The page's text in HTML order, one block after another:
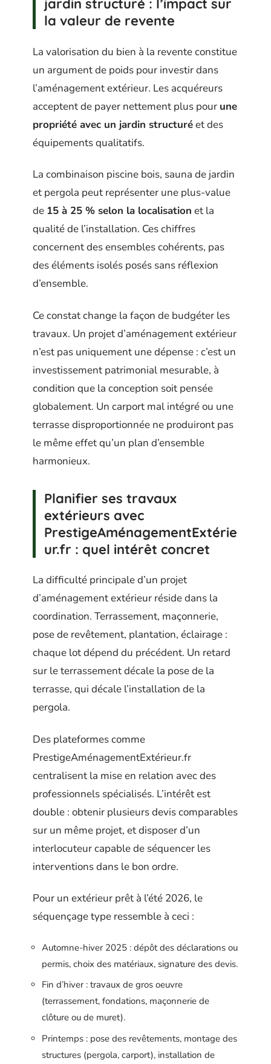
jardin structuré : l’impact sur
la valeur de revente
La valorisation du bien à la revente constitue
un argument de poids pour investir dans
l’aménagement extérieur. Les acquéreurs
acceptent de payer nettement plus pour une
propriété avec un jardin structuréet des
équipements qualitatifs.
La combinaison piscine bois, sauna de jardin
et pergola peut représenter une plus-value
de 15 à 25 % selon la localisation et la
qualité de l’installation. Ces chiffres
concernent des ensembles cohérents, pas
des éléments isolés posés sans réflexion
d’ensemble.
Ce constat change la façon de budgéter les
travaux. Un projet d’aménagement extérieur
n’est pas uniquement une dépense : c’est un
investissement patrimonial mesurable, à
condition que la conception soit pensée
globalement. Un carport mal intégré ou une
terrasse disproportionnée ne produiront pas
le même effet qu’un plan d’ensemble
harmonieux.
Planifier ses travaux
extérieurs avec
PrestigeAménagementExtérie
ur.fr : quel intérêt concret
La difficulté principale d’un projet
d’aménagement extérieur réside dans la
coordination. Terrassement, maçonnerie,
pose de revêtement, plantation, éclairage :
chaque lot dépend du précédent. Un retard
sur le terrassement décale la pose de la
terrasse, qui décale l’installation de la
pergola.
Des plateformes comme
PrestigeAménagementExtérieur.fr
centralisent la mise en relation avec des
professionnels spécialisés. L’intérêt est
double : obtenir plusieurs devis comparables
sur un même projet, et disposer d’un
interlocuteur capable de séquencer les
interventions dans le bon ordre.
Pour un extérieur prêt à l’été 2026, le
séquençage type ressemble à ceci :
Automne-hiver 2025 : dépôt des déclarations ou
permis, choix des matériaux, signature des devis.
Fin d’hiver : travaux de gros oeuvre
(terrassement, fondations, maçonnerie de
clôture ou de muret).
Printemps : pose des revêtements, montage des
structures (pergola, carport), installation de